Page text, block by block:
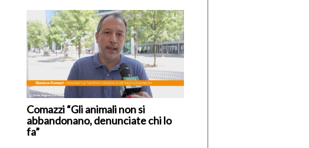
Comazzi “Gli animali non si
abbandonano, denunciate chi lo
fa”